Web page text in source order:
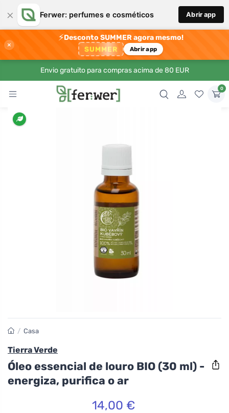
× Ferwer: perfumes e cosméticos Abrir app
×
⚡Desconto SUMMER agora mesmo!
SUMMER Abrir app
Envio gratuito para compras acima de 80 EUR
0
/ Casa
Tierra Verde
Óleo essencial de louro BIO (30 ml) -
energiza, purifica o ar
14,00 €